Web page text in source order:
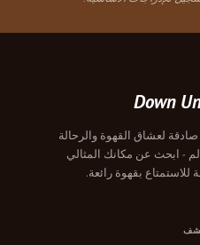
Down
لعشاق القهوة والرحالة
- ابحث عن مكانك المثالي
للاستمتاع بقهوة رائعة.